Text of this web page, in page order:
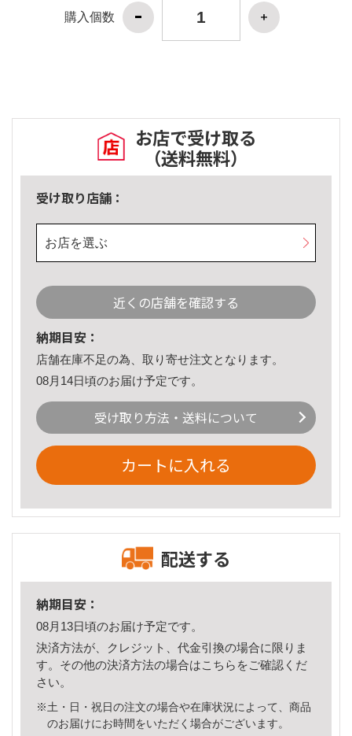
購入個数
お店で受け取る
（送料無料）
受け取り店舗：
お店を選ぶ
近くの店舗を確認する
納期目安：
店舗在庫不足の為、取り寄せ注文となります。
08月14日頃のお届け予定です。
受け取り方法・送料について
カートに入れる
配送する
納期目安：
08月13日頃のお届け予定です。
決済方法が、クレジット、代金引換の場合に限りま
す。その他の決済方法の場合はこちら をご確認くだ
さい。
※土・日・祝日の注文の場合や在庫状況によって、商品
のお届けにお時間をいただく場合がございます。